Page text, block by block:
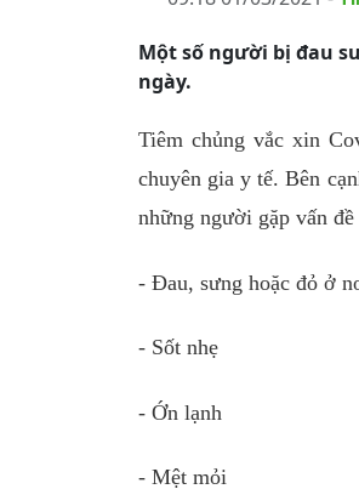
Một số người bị đau
ngày.
Tiêm chủng vắc xin
chuyên gia y tế. Bên
những người gặp vấn
- Đau, sưng hoặc đỏ ở
- Sốt nhẹ
- Ớn lạnh
- Mệt mỏi